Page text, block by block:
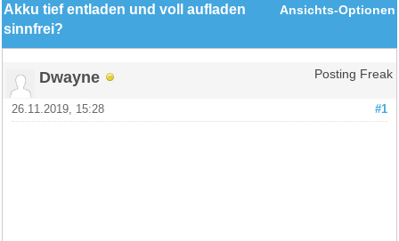
Ansichts-Optionen
Akku tief entladen und voll aufladen
sinnfrei?
Dwayne Posting Freak
#1
26.11.2019, 15:28